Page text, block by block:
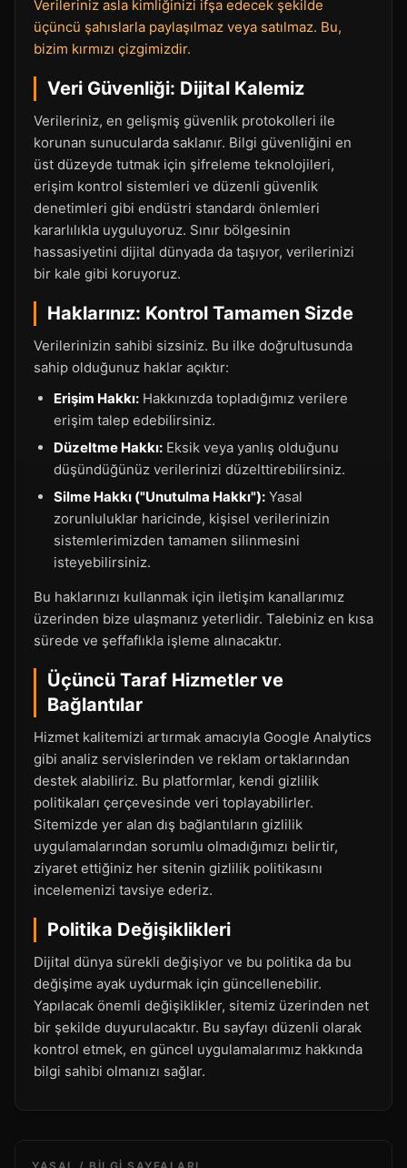
Verileriniz asla kimliğinizi ifşa edecek şekilde
üçüncü şahıslarla paylaşılmaz veya satılmaz. Bu,
bizim kırmızı çizgimizdir.
Veri Güvenliği: Dijital Kalemiz
Verileriniz, en gelişmiş güvenlik protokolleri ile
korunan sunucularda saklanır. Bilgi güvenliğini en
üst düzeyde tutmak için şifreleme teknolojileri,
erişim kontrol sistemleri ve düzenli güvenlik
denetimleri gibi endüstri standardı önlemleri
kararlılıkla uyguluyoruz. Sınır bölgesinin
hassasiyetini dijital dünyada da taşıyor, verilerinizi
bir kale gibi koruyoruz.
Haklarınız: Kontrol Tamamen Sizde
Verilerinizin sahibi sizsiniz. Bu ilke doğrultusunda
sahip olduğunuz haklar açıktır:
Erişim Hakkı: Hakkınızda topladığımız verilere
erişim talep edebilirsiniz.
Düzeltme Hakkı: Eksik veya yanlış olduğunu
düşündüğünüz verilerinizi düzelttirebilirsiniz.
Silme Hakkı ("Unutulma Hakkı"): Yasal
zorunluluklar haricinde, kişisel verilerinizin
sistemlerimizden tamamen silinmesini
isteyebilirsiniz.
Bu haklarınızı kullanmak için iletişim kanallarımız
üzerinden bize ulaşmanız yeterlidir. Talebiniz en kısa
sürede ve şeffaflıkla işleme alınacaktır.
Üçüncü Taraf Hizmetler ve
Bağlantılar
Hizmet kalitemizi artırmak amacıyla Google Analytics
gibi analiz servislerinden ve reklam ortaklarından
destek alabiliriz. Bu platformlar, kendi gizlilik
politikaları çerçevesinde veri toplayabilirler.
Sitemizde yer alan dış bağlantıların gizlilik
uygulamalarından sorumlu olmadığımızı belirtir,
ziyaret ettiğiniz her sitenin gizlilik politikasını
incelemenizi tavsiye ederiz.
Politika Değişiklikleri
Dijital dünya sürekli değişiyor ve bu politika da bu
değişime ayak uydurmak için güncellenebilir.
Yapılacak önemli değişiklikler, sitemiz üzerinden net
bir şekilde duyurulacaktır. Bu sayfayı düzenli olarak
kontrol etmek, en güncel uygulamalarımız hakkında
bilgi sahibi olmanızı sağlar.